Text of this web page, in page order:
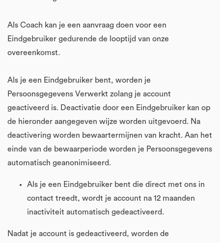
Als Coach kan je een aanvraag doen voor een
Eindgebruiker gedurende de looptijd van onze
overeenkomst.
Als je een Eindgebruiker bent, worden je
Persoonsgegevens Verwerkt zolang je account
geactiveerd is. Deactivatie door een Eindgebruiker kan op
de hieronder aangegeven wijze worden uitgevoerd. Na
deactivering worden bewaartermijnen van kracht. Aan het
einde van de bewaarperiode worden je Persoonsgegevens
automatisch geanonimiseerd.
Als je een Eindgebruiker bent die direct met ons in
contact treedt, wordt je account na 12 maanden
inactiviteit automatisch gedeactiveerd.
Nadat je account is gedeactiveerd, worden de